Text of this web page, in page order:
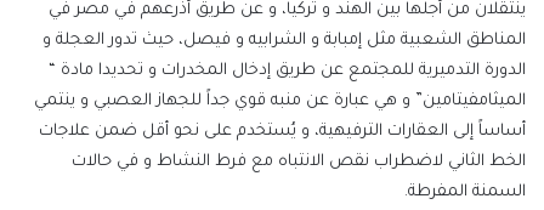
ينتقلان من أجلها بين الهند و تركيا، و عن طريق أذرعهم في مصر في
المناطق الشعبية مثل إمبابة و الشرابيه و فيصل، حيث تدور العجلة و
الدورة التدميرية للمجتمع عن طريق إدخال المخدرات و تحديدا مادة “
الميثامفيتامين” و هي عبارة عن منبه قوي جداً للجهاز العصبي و ينتمي
أساساً إلى العقارات الترفيهية، و يُستخدم على نحو أقل ضمن علاجات
الخط الثاني لاضطراب نقص الانتباه مع فرط النشاط و في حالات
السمنة المفرطة.